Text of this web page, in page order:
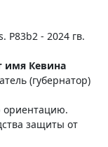
P83b2 - 2024 гв.
имя Кевина
(губернатор)
ориентацию.
защиты от